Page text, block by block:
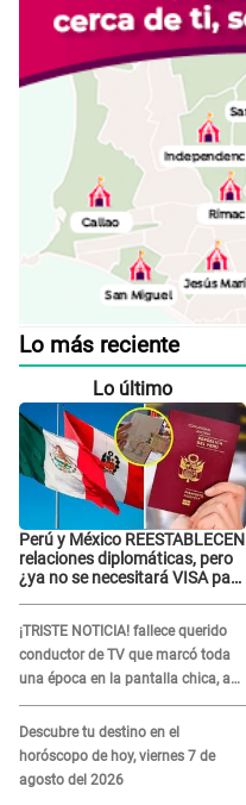
Lo más reciente
Lo último
Perú y México REESTABLECEN
relaciones diplomáticas, pero
¿ya no se necesitará VISA para
¡TRISTE NOTICIA! fallece querido
conductor de TV que marcó toda
una época en la pantalla chica, así
fue su repentino adiós
Descubre tu destino en el
horóscopo de hoy, viernes 7 de
agosto del 2026